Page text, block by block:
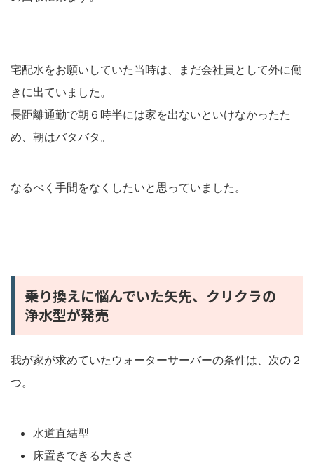
宅配水をお願いしていた当時は、まだ会社員として外に働
きに出ていました。
長距離通勤で朝６時半には家を出ないといけなかったた
め、朝はバタバタ。
なるべく手間をなくしたいと思っていました。
乗り換えに悩んでいた矢先、クリクラの
浄水型が発売
我が家が求めていたウォーターサーバーの条件は、次の２
つ。
水道直結型
床置きできる大きさ